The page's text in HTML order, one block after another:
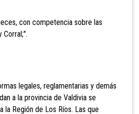
con competencia sobre las
Corral;".
legales, reglamentarias y demás
a la provincia de Valdivia se
la Región de Los Ríos. Las que